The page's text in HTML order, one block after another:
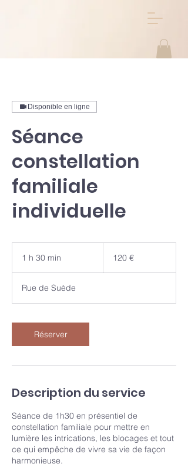
Disponible en ligne
Séance
constellation
familiale
individuelle
1 h 30 min
m
i
120 €
Rue de Suède
Réserver
Description du service
Séance de 1h30 en présentiel de
constellation familiale pour mettre en
lumière les intrications, les blocages et tout
ce qui empêche de vivre sa vie de façon
harmonieuse.